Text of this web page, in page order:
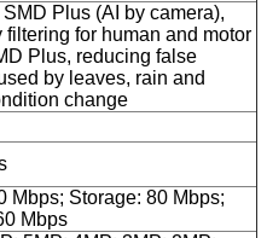
Plus (AI by camera),
filtering for human and motor
Plus, reducing false
by leaves, rain and
change
Mbps; Storage: 80 Mbps;
Mbps